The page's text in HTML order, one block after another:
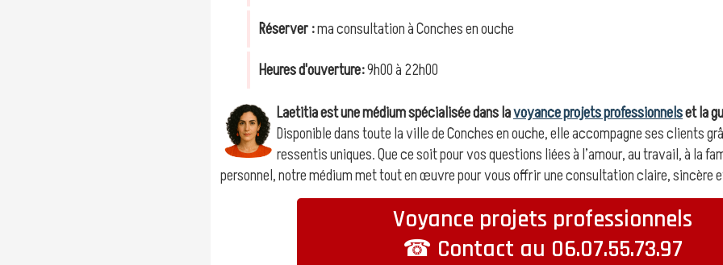
Réserver :ma consultation à Conches en ouche
Heures d'ouverture:9h00 à 22h00
Laetitia est une médium spécialisée dans lavoyance projets professionnelset la
Disponible dans toute la ville de Conches en ouche, elle accompagne ses clients
ressentis uniques. Que ce soit pour vos questions liées à l’amour, au travail, à la
personnel, notre médium met tout en œuvre pour vous offrir une consultation claire, sincère
Voyance projets professionnels
☎ Contact au 06.07.55.73.97